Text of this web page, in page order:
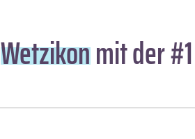
Wetzikonmit der #1